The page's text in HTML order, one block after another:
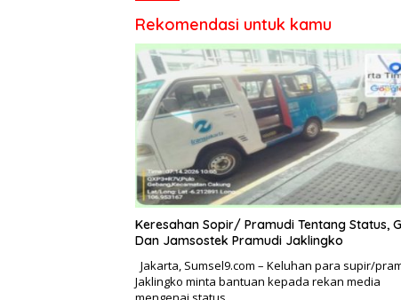
Rekomendasi untuk kamu
Keresahan Sopir/ Pramudi Tentang Status,
Dan Jamsostek Pramudi Jaklingko
Jakarta, Sumsel9.com – Keluhan para supir/
Jaklingko minta bantuan kepada rekan media